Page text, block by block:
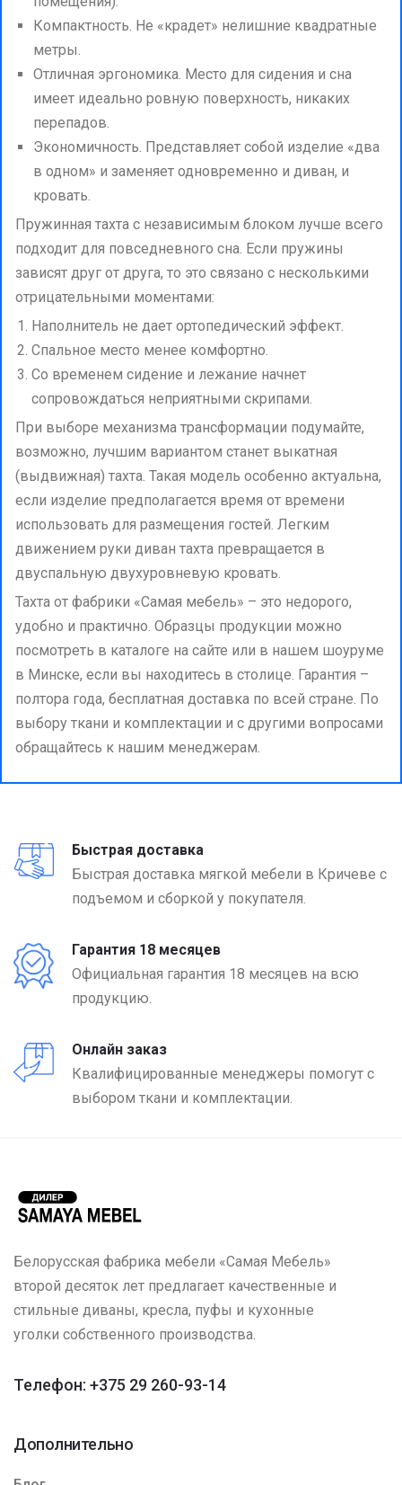
Компактность. Не «крадет» нелишние квадратные
метры.
Отличная эргономика. Место для сидения и сна
имеет идеально ровную поверхность, никаких
перепадов.
Экономичность. Представляет собой изделие «два
в одном» и заменяет одновременно и диван, и
кровать.
Пружинная тахта с независимым блоком лучше всего
подходит для повседневного сна. Если пружины
зависят друг от друга, то это связано с несколькими
отрицательными моментами:
Наполнитель не дает ортопедический эффект.
Спальное место менее комфортно.
Со временем сидение и лежание начнет
сопровождаться неприятными скрипами.
При выборе механизма трансформации подумайте,
возможно, лучшим вариантом станет выкатная
(выдвижная) тахта. Такая модель особенно актуальна,
если изделие предполагается время от времени
использовать для размещения гостей. Легким
движением руки диван тахта превращается в
двуспальную двухуровневую кровать.
Тахта от фабрики «Самая мебель» – это недорого,
удобно и практично. Образцы продукции можно
посмотреть в каталоге на сайте или в нашем шоуруме
в Минске, если вы находитесь в столице. Гарантия –
полтора года, бесплатная доставка по всей стране. По
выбору ткани и комплектации и с другими вопросами
обращайтесь к нашим менеджерам.
Быстрая доставка
Быстрая доставка мягкой мебели в Кричеве с
подъемом и сборкой у покупателя.
Гарантия 18 месяцев
Официальная гарантия 18 месяцев на всю
продукцию.
Онлайн заказ
Квалифицированные менеджеры помогут с
выбором ткани и комплектации.
Белорусская фабрика мебели «Самая Мебель»
второй десяток лет предлагает качественные и
стильные диваны, кресла, пуфы и кухонные
уголки собственного производства.
Телефон: +375 29 260-93-14
Дополнительно